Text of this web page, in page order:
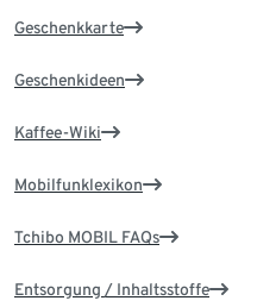
Geschenkkarte
Geschenkideen
Kaffee-Wiki
Mobilfunklexikon
Tchibo MOBIL FAQs
Entsorgung / Inhaltsstoffe